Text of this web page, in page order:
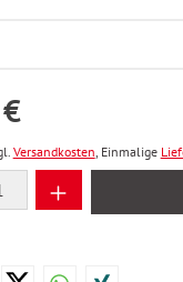
Versandkosten, Einmalige
Anzahl: Gib